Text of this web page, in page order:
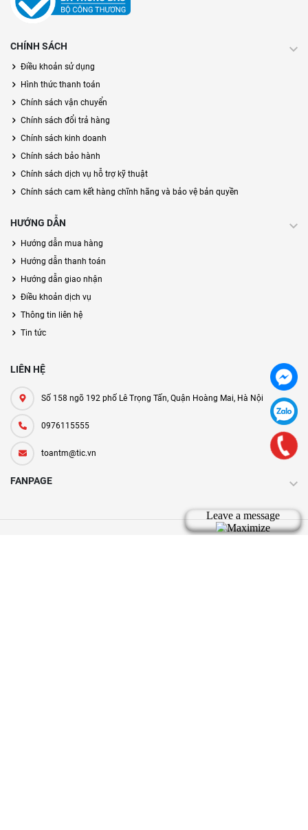
CHÍNH SÁCH
Điều khoản sử dụng
Hình thức thanh toán
Chính sách vận chuyển
Chính sách đổi trả hàng
Chính sách kinh doanh
Chính sách bảo hành
Chính sách dịch vụ hỗ trợ kỹ thuật
Chính sách cam kết hàng chĩnh hãng và bảo vệ bản quyền
HƯỚNG DẪN
Hướng dẫn mua hàng
Hướng dẫn thanh toán
Hướng dẫn giao nhận
Điều khoản dịch vụ
Thông tin liên hệ
Tin tức
LIÊN HỆ
Số 158 ngõ 192 phố Lê Trọng Tấn, Quận Hoàng Mai, Hà Nội
0976115555
toantm@tic.vn
FANPAGE